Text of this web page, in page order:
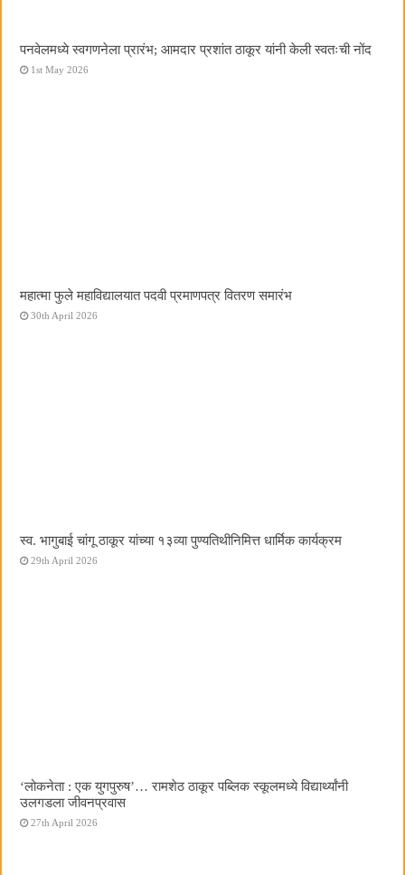
पनवेलमध्ये स्वगणनेला प्रारंभ; आमदार प्रशांत ठाकूर यांनी केली स्वतःची नोंद
1st May 2026
महात्मा फुले महाविद्यालयात पदवी प्रमाणपत्र वितरण समारंभ
30th April 2026
स्व. भागुबाई चांगू ठाकूर यांच्या १३व्या पुण्यतिथीनिमित्त धार्मिक कार्यक्रम
29th April 2026
‌‘लोकनेता : एक युगपुरुष‌’… रामशेठ ठाकूर पब्लिक स्कूलमध्ये विद्यार्थ्यांनी
उलगडला जीवनप्रवास
27th April 2026